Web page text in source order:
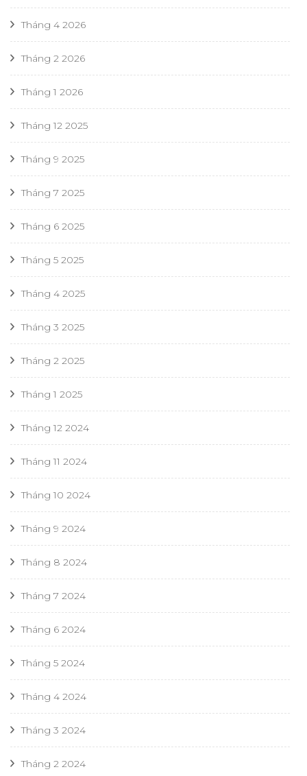
Tháng 4 2026
Tháng 2 2026
Tháng 1 2026
Tháng 12 2025
Tháng 9 2025
Tháng 7 2025
Tháng 6 2025
Tháng 5 2025
Tháng 4 2025
Tháng 3 2025
Tháng 2 2025
Tháng 1 2025
Tháng 12 2024
Tháng 11 2024
Tháng 10 2024
Tháng 9 2024
Tháng 8 2024
Tháng 7 2024
Tháng 6 2024
Tháng 5 2024
Tháng 4 2024
Tháng 3 2024
Tháng 2 2024